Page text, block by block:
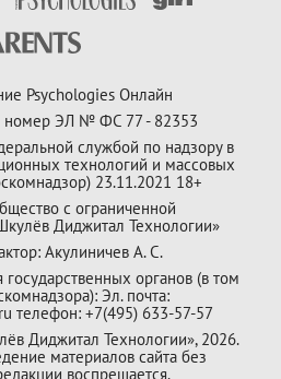
Psychologies Онлайн
номер ЭЛ № ФС 77 - 82353
службой по надзору в
технологий и массовых
23.11.2021 18+
с ограниченной
Диджитал Технологии»
Акулиничев А. С.
органов (в том
Эл. почта:
телефон: +7(495) 633-57-57
Диджитал Технологии», 2026.
материалов сайта без
воспрещается.